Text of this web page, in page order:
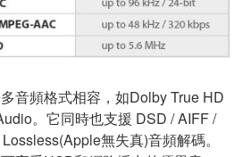
音頻格式相容，如Dolby True HD
。它同時也支援 DSD / AIFF /
無失真)音頻解碼。